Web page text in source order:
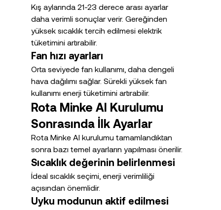
Kış aylarında 21-23 derece arası ayarlar
daha verimli sonuçlar verir. Gereğinden
yüksek sıcaklık tercih edilmesi elektrik
tüketimini artırabilir.
Fan hızı ayarları
Orta seviyede fan kullanımı, daha dengeli
hava dağılımı sağlar. Sürekli yüksek fan
kullanımı enerji tüketimini artırabilir.
Rota Minke AI Kurulumu
Sonrasında İlk Ayarlar
Rota Minke AI kurulumu tamamlandıktan
sonra bazı temel ayarların yapılması önerilir.
Sıcaklık değerinin belirlenmesi
İdeal sıcaklık seçimi, enerji verimliliği
açısından önemlidir.
Uyku modunun aktif edilmesi